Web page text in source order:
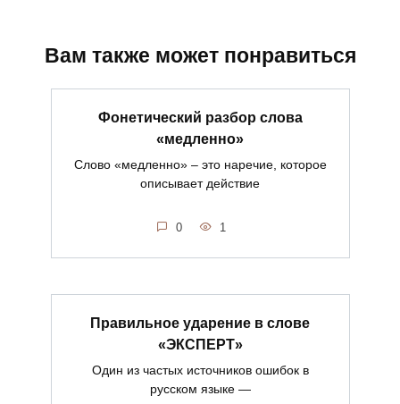
Вам также может понравиться
Фонетический разбор слова
«медленно»
Слово «медленно» – это наречие, которое
описывает действие
0 1
Правильное ударение в слове
«ЭКСПЕРТ»
Один из частых источников ошибок в
русском языке —